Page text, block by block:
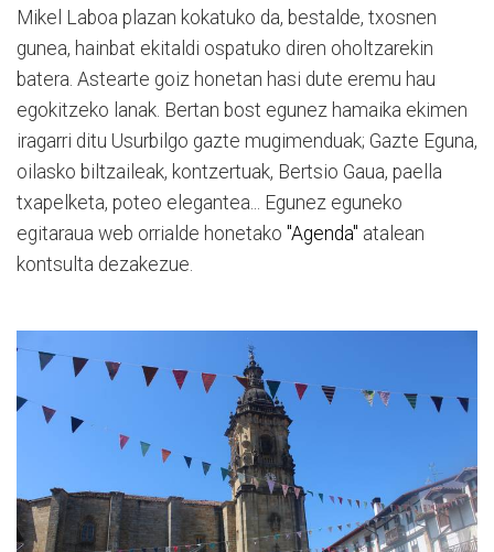
Mikel Laboa plazan kokatuko da, bestalde, txosnen
gunea, hainbat ekitaldi ospatuko diren oholtzarekin
batera. Astearte goiz honetan hasi dute eremu hau
egokitzeko lanak. Bertan bost egunez hamaika ekimen
iragarri ditu Usurbilgo gazte mugimenduak; Gazte Eguna,
oilasko biltzaileak, kontzertuak, Bertsio Gaua, paella
txapelketa, poteo elegantea... Egunez eguneko
egitaraua web orrialde honetako "Agenda" atalean
kontsulta dezakezue.